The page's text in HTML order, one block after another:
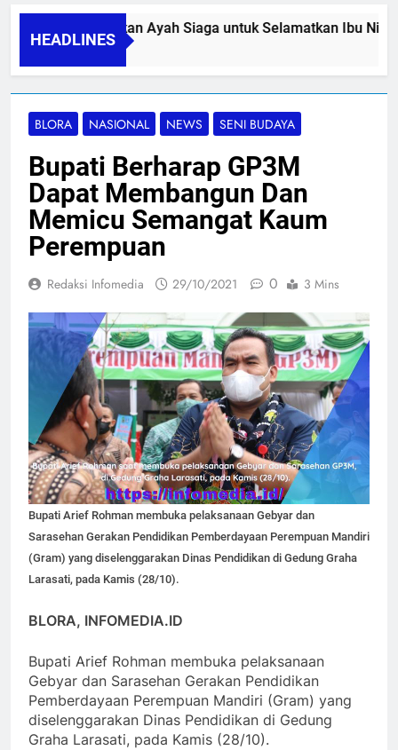
HEADLINES
SIDINI, Gerakan Ayah Siaga untuk Selamatkan Ibu Nifas
2026
BLORA NASIONAL NEWS SENI BUDAYA
Bupati Berharap GP3M
Dapat Membangun Dan
Memicu Semangat Kaum
Perempuan
Redaksi Infomedia 29/10/2021 0 3 Mins
Bupati Arief Rohman membuka pelaksanaan Gebyar dan
Sarasehan Gerakan Pendidikan Pemberdayaan Perempuan Mandiri
(Gram) yang diselenggarakan Dinas Pendidikan di Gedung Graha
Larasati, pada Kamis (28/10).
BLORA, INFOMEDIA.ID
Bupati Arief Rohman membuka pelaksanaan
Gebyar dan Sarasehan Gerakan Pendidikan
Pemberdayaan Perempuan Mandiri (Gram) yang
diselenggarakan Dinas Pendidikan di Gedung
Graha Larasati, pada Kamis (28/10).